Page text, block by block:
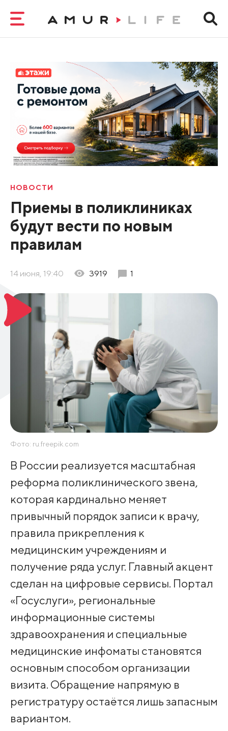
НОВОСТИ
Приемы в поликлиниках
будут вести по новым
правилам
14 июня, 19:40 3919 1
Фото: ru.freepik.com
В России реализуется масштабная
реформа поликлинического звена,
которая кардинально меняет
привычный порядок записи к врачу,
правила прикрепления к
медицинским учреждениям и
получение ряда услуг. Главный акцент
сделан на цифровые сервисы. Портал
«Госуслуги», региональные
информационные системы
здравоохранения и специальные
медицинские инфоматы становятся
основным способом организации
визита. Обращение напрямую в
регистратуру остаётся лишь запасным
вариантом.